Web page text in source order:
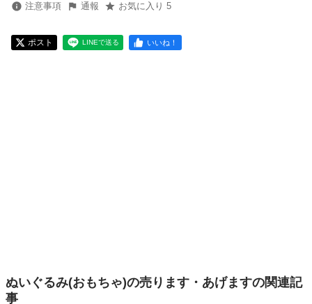
注意事項 通報 お気に入り 5
ポスト LINEで送る いいね！
ぬいぐるみ(おもちゃ)の売ります・あげますの関連記
事